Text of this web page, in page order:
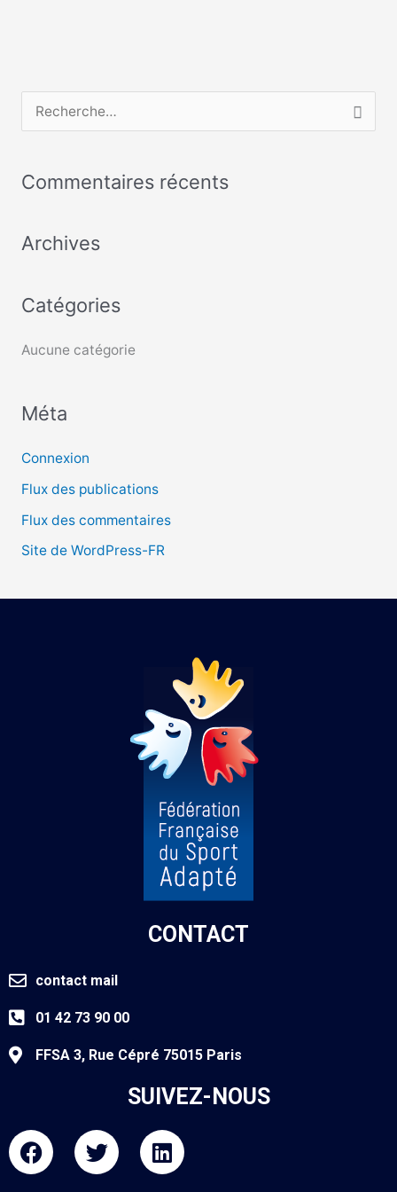
c
r
h
:
Commentaires récents
Archives
Catégories
Aucune catégorie
Méta
Connexion
Flux des publications
Flux des commentaires
Site de WordPress-FR
CONTACT
contact mail
01 42 73 90 00
FFSA 3, Rue Cépré 75015 Paris
SUIVEZ-NOUS
F
a
T
w
L
i